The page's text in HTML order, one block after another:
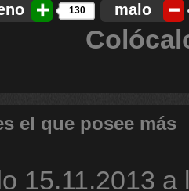
130 malo
el que posee más
15.11.2013 a